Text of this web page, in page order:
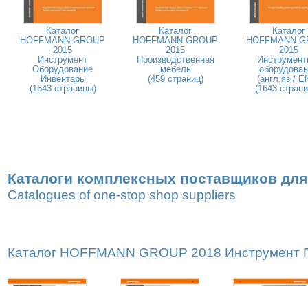
Каталог
HOFFMANN GROUP
2015
Инструмент
Оборудование
Инвентарь
(1643 страницы)
Каталог
HOFFMANN GROUP
2015
Производственная
мебель
(459 страниц)
Каталог
HOFFMANN
2015
(англ.яз /
(1643
Каталоги комплексных поставщиков
Catalogues of one-stop shop suppliers
Каталог HOFFMANN GROUP 2018